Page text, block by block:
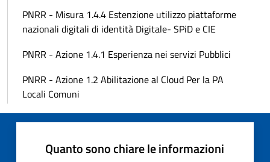
PNRR - Misura 1.4.4 Estenzione utilizzo piattaforme
nazionali digitali di identità Digitale- SPiD e CIE
PNRR - Azione 1.4.1 Esperienza nei servizi Pubblici
PNRR - Azione 1.2 Abilitazione al Cloud Per la PA
Locali Comuni
Quanto sono chiare le informazioni